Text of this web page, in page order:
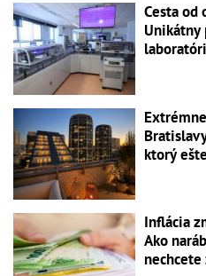
Cesta od
Unikátny
ktorý
Inflácia
Ako